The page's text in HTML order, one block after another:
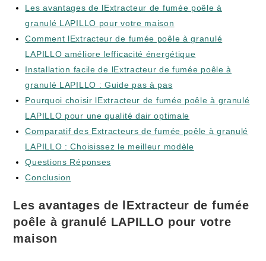
Les avantages de lExtracteur de fumée poêle à
granulé LAPILLO pour votre maison
Comment lExtracteur de fumée poêle à granulé
LAPILLO améliore lefficacité énergétique
Installation facile de lExtracteur de fumée poêle à
granulé LAPILLO : Guide pas à pas
Pourquoi choisir lExtracteur de fumée poêle à granulé
LAPILLO pour une qualité dair optimale
Comparatif des Extracteurs de fumée poêle à granulé
LAPILLO : Choisissez le meilleur modèle
Questions Réponses
Conclusion
Les avantages de lExtracteur de fumée
poêle à granulé LAPILLO pour votre
maison